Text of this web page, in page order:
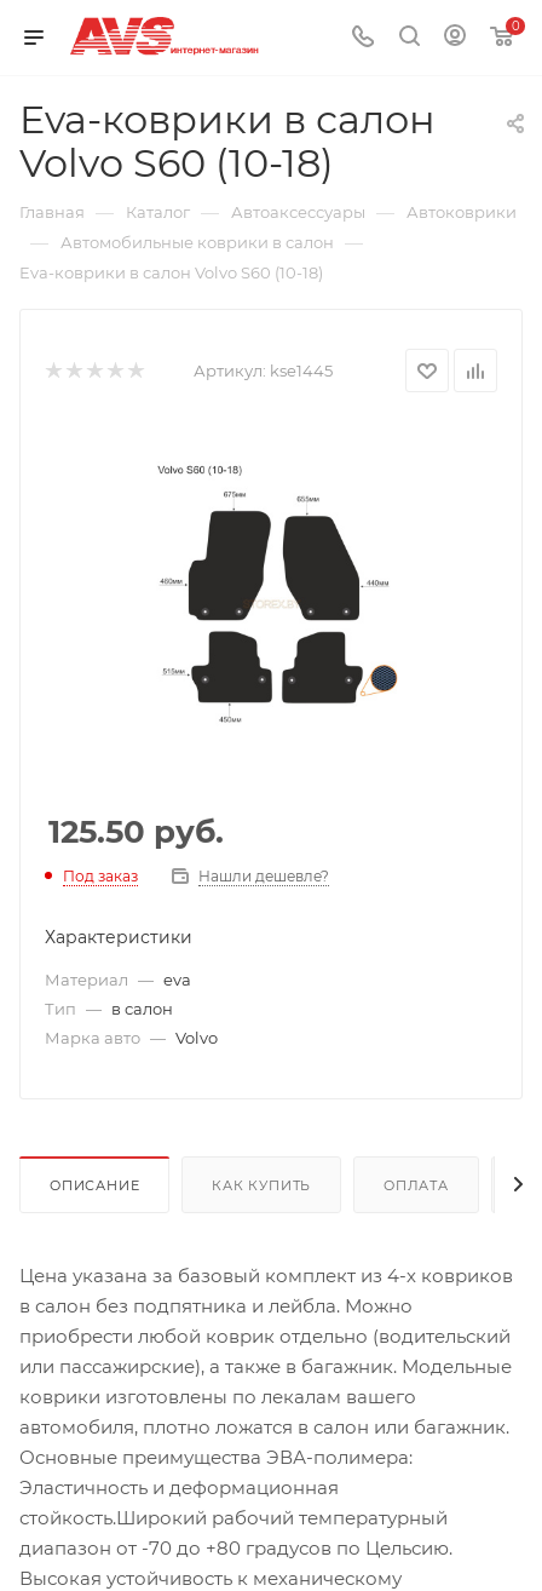
0
Eva-коврики в салон
Volvo S60 (10-18)
Главная — Каталог — Автоаксессуары — Автоковрики
— Автомобильные коврики в салон —
Eva-коврики в салон Volvo S60 (10-18)
Артикул: kse1445
125.50 руб.
Под заказ Нашли дешевле?
Характеристики
Материал — eva
Тип — в салон
Марка авто — Volvo
ОПИСАНИЕ КАК КУПИТЬ ОПЛАТА
Цена указана за базовый комплект из 4-х ковриков
в салон без подпятника и лейбла. Можно
приобрести любой коврик отдельно (водительский
или пассажирские), а также в багажник. Модельные
коврики изготовлены по лекалам вашего
автомобиля, плотно ложатся в салон или багажник.
Основные преимущества ЭВА-полимера:
Эластичность и деформационная
стойкость.Широкий рабочий температурный
диапазон от -70 до +80 градусов по Цельсию.
Высокая устойчивость к механическому